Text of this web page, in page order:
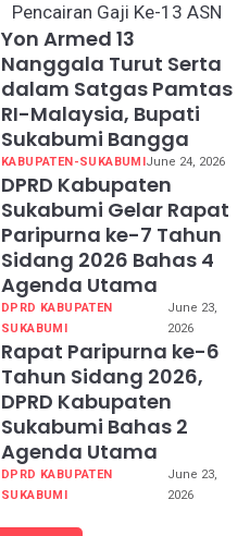
Yon Armed 13
Nanggala Turut Serta
dalam Satgas Pamtas
RI-Malaysia, Bupati
Sukabumi Bangga
KABUPATEN-SUKABUMIJune 24, 2026
DPRD Kabupaten
Sukabumi Gelar Rapat
Paripurna ke-7 Tahun
Sidang 2026 Bahas 4
Agenda Utama
DPRD KABUPATEN
SUKABUMI
June 23,
2026
Rapat Paripurna ke-6
Tahun Sidang 2026,
DPRD Kabupaten
Sukabumi Bahas 2
Agenda Utama
DPRD KABUPATEN
SUKABUMI
June 23,
2026